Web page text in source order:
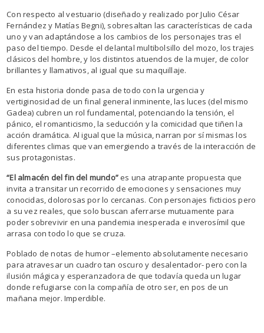
Con respecto al vestuario (diseñado y realizado por Julio César
Fernández y Matías Begni), sobresaltan las características de cada
uno y van adaptándose a los cambios de los personajes tras el
paso del tiempo. Desde el delantal multibolsillo del mozo, los trajes
clásicos del hombre, y los distintos atuendos de la mujer, de color
brillantes y llamativos, al igual que su maquillaje.
En esta historia donde pasa de todo con la urgencia y
vertiginosidad de un final general inminente, las luces (del mismo
Gadea) cubren un rol fundamental, potenciando la tensión, el
pánico, el romanticismo, la seducción y la comicidad que tiñen la
acción dramática. Al igual que la música, narran por sí mismas los
diferentes climas que van emergiendo a través de la interacción de
sus protagonistas.
“El almacén del fin del mundo” es una atrapante propuesta que
invita a transitar un recorrido de emociones y sensaciones muy
conocidas, dolorosas por lo cercanas. Con personajes ficticios pero
a su vez reales, que solo buscan aferrarse mutuamente para
poder sobrevivir en una pandemia inesperada e inverosímil que
arrasa con todo lo que se cruza.
Poblado de notas de humor –elemento absolutamente necesario
para atravesar un cuadro tan oscuro y desalentador- pero con la
ilusión mágica y esperanzadora de que todavía queda un lugar
donde refugiarse con la compañía de otro ser, en pos de un
mañana mejor. Imperdible.